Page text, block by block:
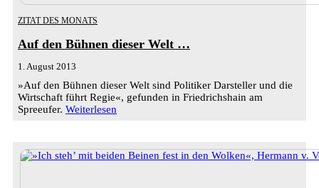
ZITAT DES MONATS
Auf den Bühnen dieser Welt …
1. August 2013
»Auf den Bühnen dieser Welt sind Politiker Darsteller und die
Wirtschaft führt Regie«, gefunden in Friedrichshain am
Spreeufer. Weiterlesen